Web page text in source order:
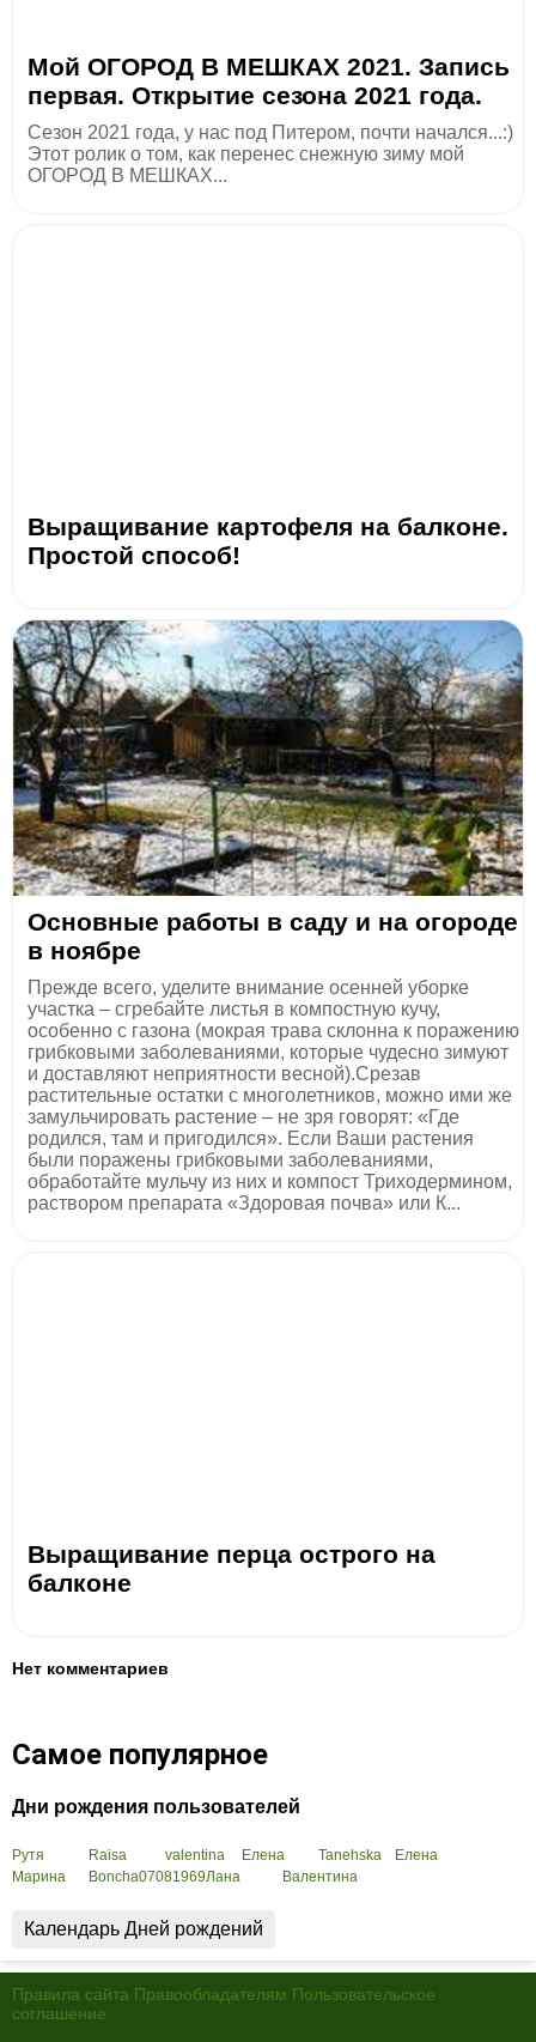
Мой ОГОРОД В МЕШКАХ 2021. Запись
первая. Открытие сезона 2021 года.
Сезон 2021 года, у нас под Питером, почти начался...:)
Этот ролик о том, как перенес снежную зиму мой
ОГОРОД В МЕШКАХ...
Выращивание картофеля на балконе.
Простой способ!
Основные работы в саду и на огороде
в ноябре
Прежде всего, уделите внимание осенней уборке
участка – сгребайте листья в компостную кучу,
особенно с газона (мокрая трава склонна к поражению
грибковыми заболеваниями, которые чудесно зимуют
и доставляют неприятности весной).Срезав
растительные остатки с многолетников, можно ими же
замульчировать растение – не зря говорят: «Где
родился, там и пригодился». Если Ваши растения
были поражены грибковыми заболеваниями,
обработайте мульчу из них и компост Триходермином,
раствором препарата «Здоровая почва» или К...
Выращивание перца острого на
балконе
Нет комментариев
Самое популярное
Дни рождения пользователей
Рутя Raisa valentina Елена Tanehska
Елена
Марина
Boncha07081969Лана Валентина
Календарь Дней рождений
Правила сайта Правообладателям Пользовательское
соглашение